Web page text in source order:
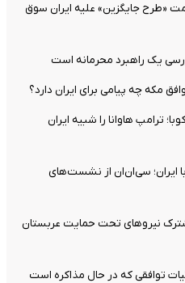
سمت «طرح جایگزین» علیه ایران سوق
یک راهبرد محرمانه است
مکه چه پیامی برای ایران دارد؟
ترامپ هاوانا را شبیه ایران
ایران؛ سی‌ان‌ان از نشست‌های
نیروهای تحت حمایت عربستان
توافقی که در حال مذاکره است